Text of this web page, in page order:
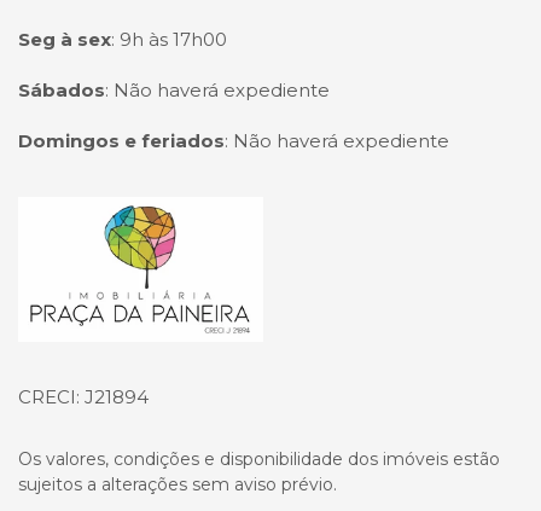
Seg à sex: 9h às 17h00
Sábados: Não haverá expediente
Domingos e feriados: Não haverá expediente
Página inicial
CRECI: J21894
Os valores, condições e disponibilidade dos imóveis estão
sujeitos a alterações sem aviso prévio.